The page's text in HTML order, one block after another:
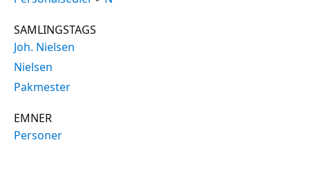
SAMLINGSTAGS
Joh. Nielsen
Nielsen
Pakmester
EMNER
Personer